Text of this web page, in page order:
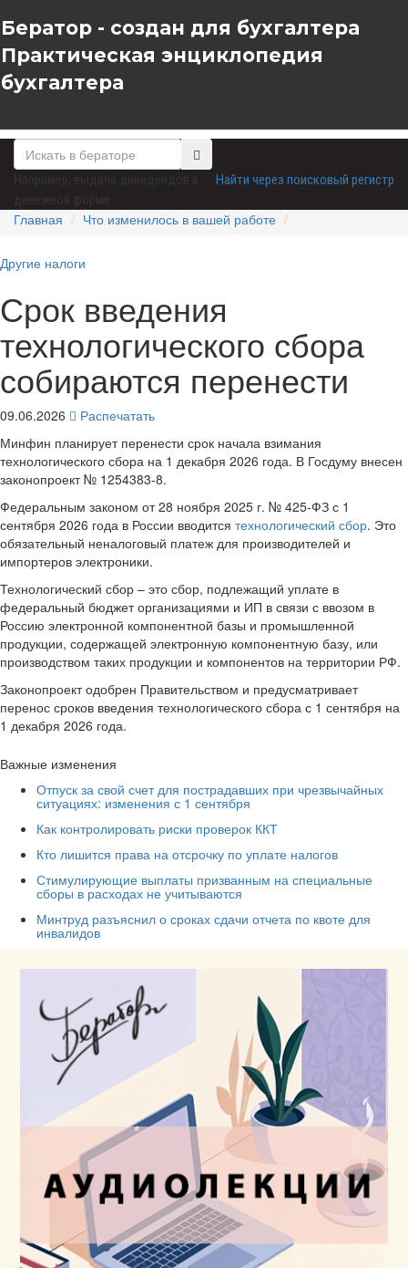
Бератор - создан для бухгалтера
Практическая энциклопедия
бухгалтера
Найти через поисковый регистр
Главная Что изменилось в вашей работе
Другие налоги
Срок введения
технологического сбора
собираются перенести
09.06.2026
Распечатать
Минфин планирует перенести срок начала взимания
технологического сбора на 1 декабря 2026 года. В Госдуму внесен
законопроект № 1254383-8.
Федеральным законом от 28 ноября 2025 г. № 425-ФЗ с 1
сентября 2026 года в России вводится технологический сбор. Это
обязательный неналоговый платеж для производителей и
импортеров электроники.
Технологический сбор – это сбор, подлежащий уплате в
федеральный бюджет организациями и ИП в связи с ввозом в
Россию электронной компонентной базы и промышленной
продукции, содержащей электронную компонентную базу, или
производством таких продукции и компонентов на территории РФ.
Законопроект одобрен Правительством и предусматривает
перенос сроков введения технологического сбора с 1 сентября на
1 декабря 2026 года.
Важные изменения
Отпуск за свой счет для пострадавших при чрезвычайных
ситуациях: изменения с 1 сентября
Как контролировать риски проверок ККТ
Кто лишится права на отсрочку по уплате налогов
Стимулирующие выплаты призванным на специальные
сборы в расходах не учитываются
Минтруд разъяснил о сроках сдачи отчета по квоте для
инвалидов